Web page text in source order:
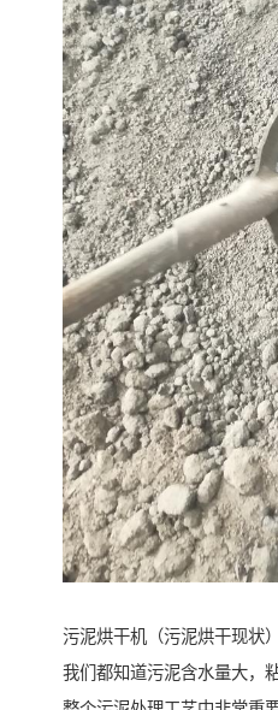
污泥烘干机（污泥烘干现状）
我们都知道污泥含水量大，